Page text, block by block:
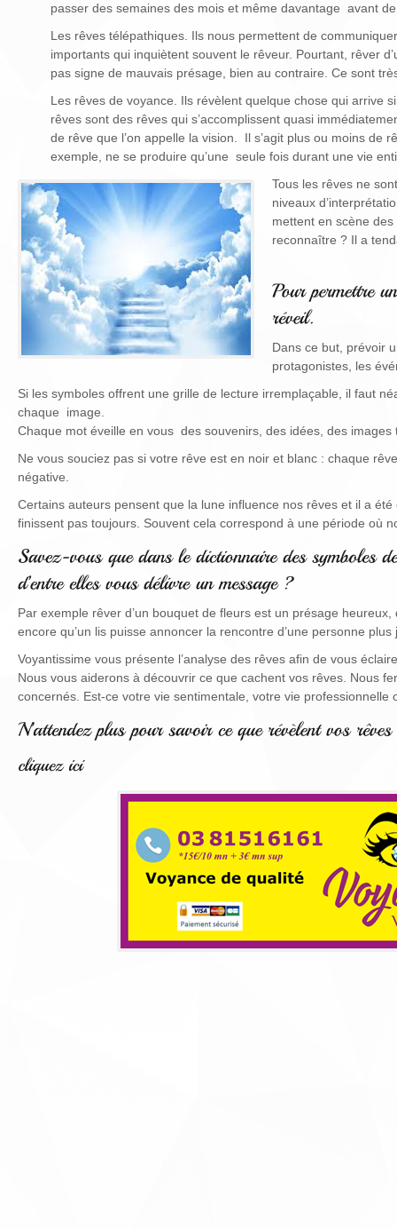
passer des semaines des mois et même davantage avant
Les rêves télépathiques. Ils nous permettent de
importants qui inquiètent souvent le rêveur. Pourtant, rêver
pas signe de mauvais présage, bien au contraire. Ce sont
Les rêves de voyance. Ils révèlent quelque chose qui arrive
rêves sont des rêves qui s’accomplissent quasi
de rêve que l’on appelle la vision. Il s’agit plus ou moins
exemple, ne se produire qu’une seule fois durant une vie
Tous les rêves ne
niveaux
mettent en scène
reconnaître ? Il a
Dans ce but, prévoir
protagonistes, les
Si les symboles offrent une grille de lecture irremplaçable, il faut
chaque image.
Chaque mot éveille en vous des souvenirs, des idées, des
Ne vous souciez pas si votre rêve est en noir et blanc : chaque
négative.
Certains auteurs pensent que la lune influence nos rêves et il a
finissent pas toujours. Souvent cela correspond à une période où
Par exemple rêver d’un bouquet de fleurs est un présage
encore qu’un lis puisse annoncer la rencontre d’une personne
Voyantissime vous présente l’analyse des rêves afin de vous
Nous vous aiderons à découvrir ce que cachent vos rêves. Nous
concernés. Est-ce votre vie sentimentale, votre vie professionnelle